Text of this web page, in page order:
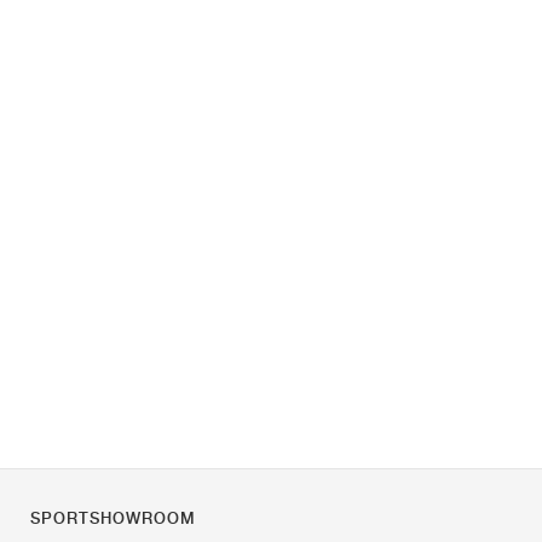
SPORTSHOWROOM